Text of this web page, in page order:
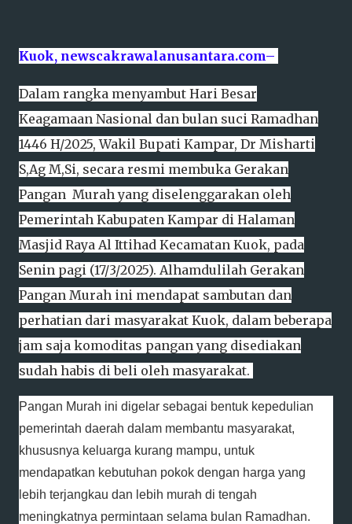
Kuok, newscakrawalanusantara.com–
Dalam rangka menyambut Hari Besar
Keagamaan Nasional dan bulan suci Ramadhan
1446 H/2025, Wakil Bupati Kampar, Dr Misharti
S,Ag M,Si, secara resmi membuka Gerakan
Pangan Murah yang diselenggarakan oleh
Pemerintah Kabupaten Kampar di Halaman
Masjid Raya Al Ittihad Kecamatan Kuok, pada
Senin pagi (17/3/2025). Alhamdulilah Gerakan
Pangan Murah ini mendapat sambutan dan
perhatian dari masyarakat Kuok, dalam beberapa
jam saja komoditas pangan yang disediakan
sudah habis di beli oleh masyarakat.
Pangan Murah ini digelar sebagai bentuk kepedulian
pemerintah daerah dalam membantu masyarakat,
khususnya keluarga kurang mampu, untuk
mendapatkan kebutuhan pokok dengan harga yang
lebih terjangkau dan lebih murah di tengah
meningkatnya permintaan selama bulan Ramadhan.